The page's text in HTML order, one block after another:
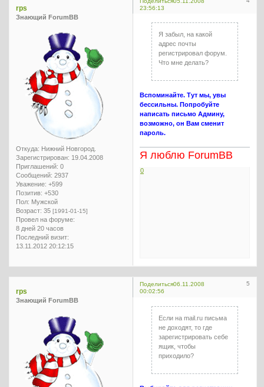
23:56:13
rps
Знающий ForumBB
Откуда: Нижний Новгород.
Зарегистрирован: 19.04.2008
Приглашений: 0
Сообщений: 2937
Уважение: +599
Позитив: +530
Пол: Мужской
Возраст: 35 [1991-01-15]
Провел на форуме:
8 дней 20 часов
Последний визит:
13.11.2012 20:12:15
Я забыл, на какой
адрес почты
регистрировал форум.
Что мне делать?
Вспоминайте. Тут мы, увы
бессильны. Попробуйте
написать письмо Админу,
возможно, он Вам сменит
пароль.
Я люблю ForumBB
0
Поделиться 5
06.11.2008
00:02:56
rps
Знающий ForumBB
Если на mail.ru письма
не доходят, то где
зарегистрировать себе
ящик, чтобы
приходило?